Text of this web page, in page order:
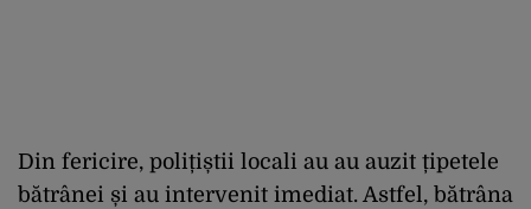
Din fericire, polițiștii locali au au auzit țipetele
bătrânei și au intervenit imediat. Astfel, bătrâna